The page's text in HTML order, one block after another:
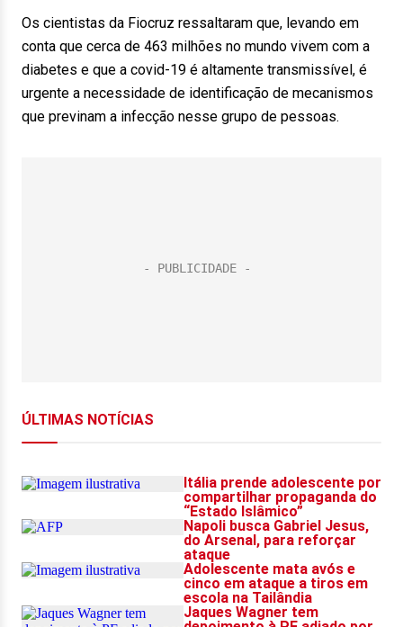
Os cientistas da Fiocruz ressaltaram que, levando em
conta que cerca de 463 milhões no mundo vivem com a
diabetes e que a covid-19 é altamente transmissível, é
urgente a necessidade de identificação de mecanismos
que previnam a infecção nesse grupo de pessoas.